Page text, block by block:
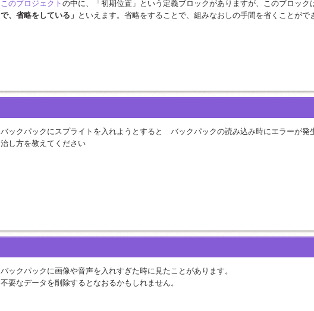
このプロジェクトの中に、「初期位置」という定義ブロックがありますが、このブロック
で、省略をしている」 といえます。省略をすることで、組みなおしの手間を省くことがで
バックパックにスプライトを入れようとすると　バックパックの読み込み時にエラーが発
治し方を教えてください
バックパックに画像や音声を入れすぎた時に見たことがあります。
不要なデータを削除するとなおるかもしれません。